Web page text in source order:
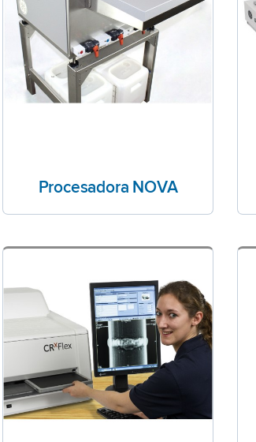
Procesadora NOVA